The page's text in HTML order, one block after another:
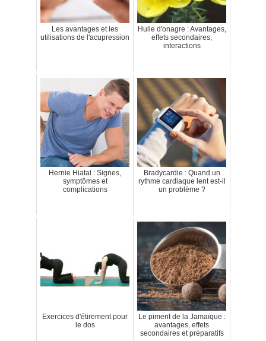
Les avantages et les
utilisations de l'acupression
Huile d'onagre : Avantages,
effets secondaires,
interactions
Hernie Hiatal : Signes,
symptômes et
complications
Bradycardie : Quand un
rythme cardiaque lent est-il
un problème ?
Exercices d'étirement pour
le dos
Le piment de la Jamaïque :
avantages, effets
secondaires et préparatifs